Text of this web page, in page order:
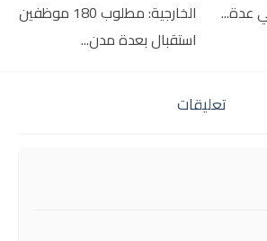
الخارجية: مطلوب 180 موظفين
استقبال بعدة مدن...
تعليقات